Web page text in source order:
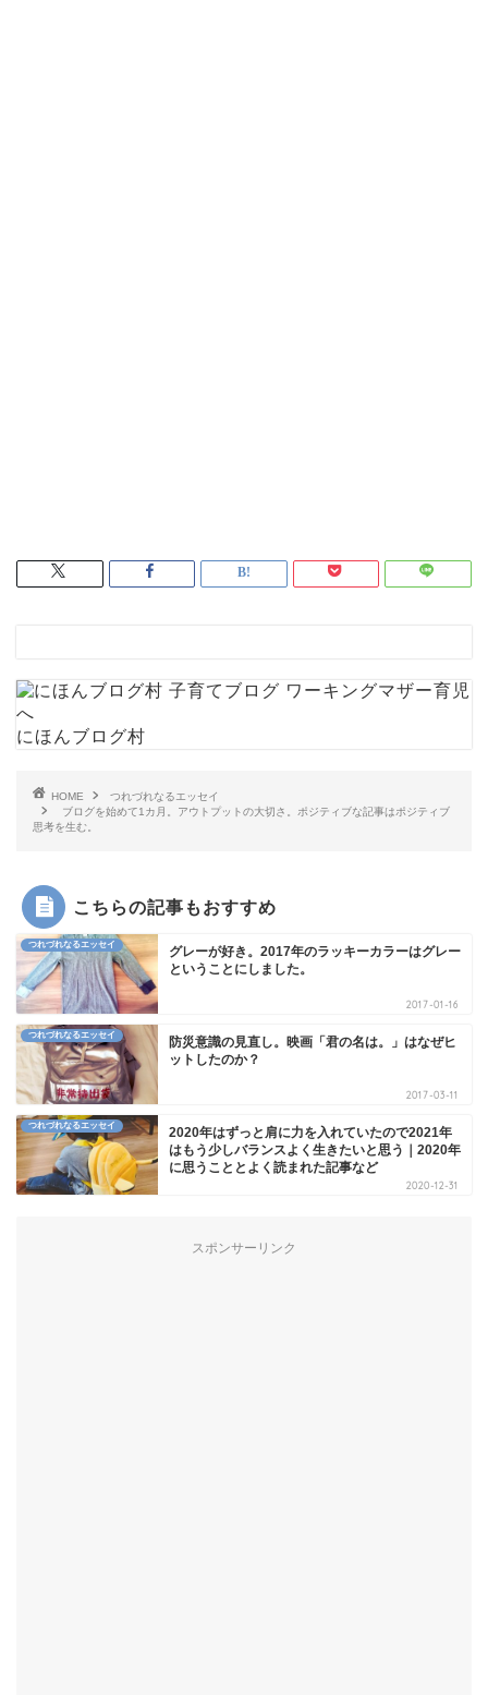
にほんブログ村
HOME
つれづれなるエッセイ
ブログを始めて1カ月。アウトプットの大切さ。ポジティブな記事はポジティブ
思考を生む。
こちらの記事もおすすめ
つれづれなるエッセイ
グレーが好き。2017年のラッキーカラーはグレー
ということにしました。
2017-01-16
つれづれなるエッセイ
防災意識の見直し。映画「君の名は。」はなぜヒ
ットしたのか？
2017-03-11
つれづれなるエッセイ
2020年はずっと肩に力を入れていたので2021年
はもう少しバランスよく生きたいと思う｜2020年
に思うこととよく読まれた記事など
2020-12-31
スポンサーリンク